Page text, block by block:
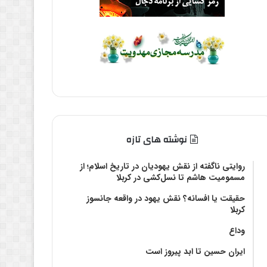
نوشته های تازه
روایتی ناگفته از نقش یهودیان در تاریخ اسلام؛ از
مسمومیت هاشم تا نسل‌کشی در کربلا
حقیقت یا افسانه؟‌ نقش یهود در واقعه جانسوز
کربلا
وداع
ایران حسین تا ابد پیروز است